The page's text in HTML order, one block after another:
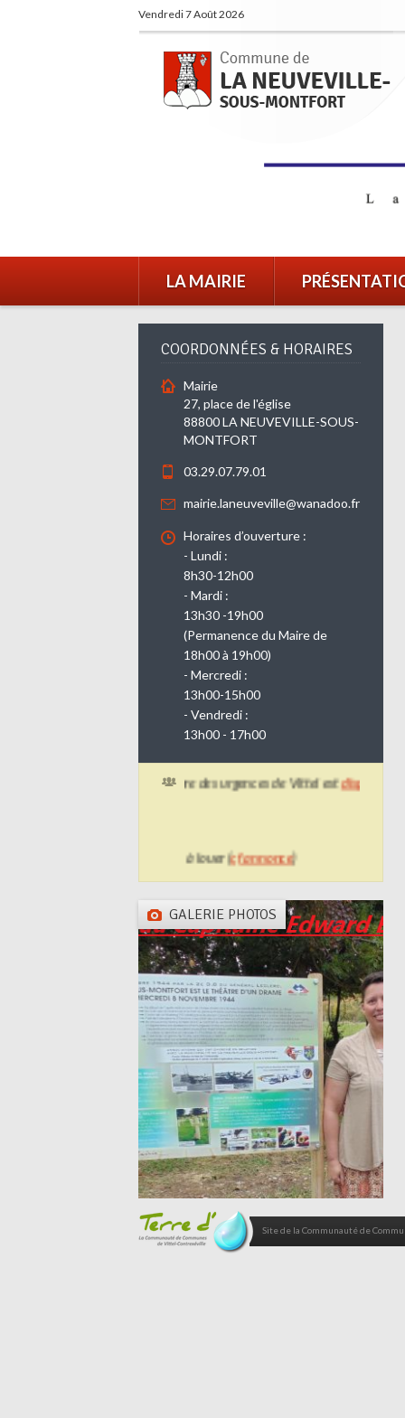
Vendredi 7 Août 2026
LA MAIRIE
COORDONNÉES & HORAIRES
Mairie
27, place de l'église
88800 LA NEUVEVILLE-SOUS-
MONTFORT
03.29.07.79.01
mairie.laneuveville@wanadoo.fr
Horaires d’ouverture :
- Lundi :
8h30-12h00
- Mardi :
13h30 -19h00
(Permanence du Maire de
18h00 à 19h00)
- Mercredi :
13h00-15h00
- Vendredi :
13h00 - 17h00
Le planning d'ouverture des urgences de Vittel est disponible ici.
Logement communal à louer (cf annonce)
GALERIE PHOTOS
Site de la Communauté de